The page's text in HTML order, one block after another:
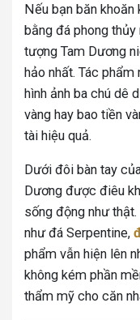
Nếu bạn băn
bằng đá phong thủy
tượng Tam Dương
hảo nhất. Tác
hình ảnh ba chú dê
vàng hay bao tiền
tài hiệu quả.
Dưới đôi bàn tay
Dương được điêu
sống động như
như đá Serpentine,
phẩm vẫn hiện lên
không kém phần
thẩm mỹ cho căn